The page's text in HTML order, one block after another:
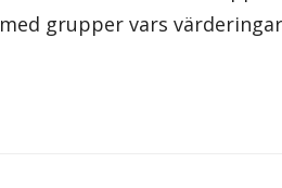
grupper vars